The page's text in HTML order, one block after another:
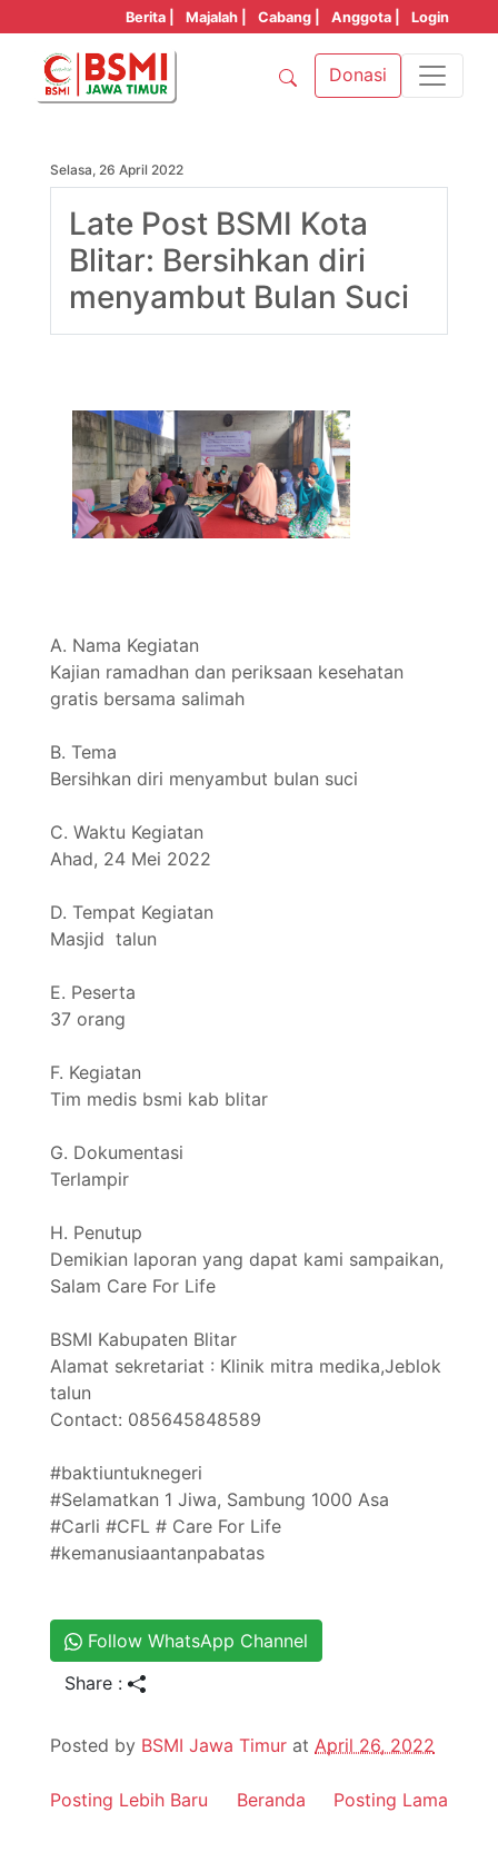
Berita | Majalah | Cabang | Anggota | Login
Donasi
Selasa, 26 April 2022
Late Post BSMI Kota
Blitar: Bersihkan diri
menyambut Bulan Suci
A. Nama Kegiatan
Kajian ramadhan dan periksaan kesehatan
gratis bersama salimah
B. Tema
Bersihkan diri menyambut bulan suci
C. Waktu Kegiatan
Ahad, 24 Mei 2022
D. Tempat Kegiatan
Masjid talun
E. Peserta
37 orang
F. Kegiatan
Tim medis bsmi kab blitar
G. Dokumentasi
Terlampir
H. Penutup
Demikian laporan yang dapat kami sampaikan,
Salam Care For Life
BSMI Kabupaten Blitar
Alamat sekretariat : Klinik mitra medika,Jeblok
talun
Contact: 085645848589
#baktiuntuknegeri
#Selamatkan 1 Jiwa, Sambung 1000 Asa
#Carli #CFL # Care For Life
#kemanusiaantanpabatas
Follow WhatsApp Channel
Share :
Posted by BSMI Jawa Timur at April 26, 2022
Posting Lebih Baru Posting Lama
Beranda